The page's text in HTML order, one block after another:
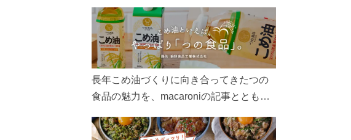
長年こめ油づくりに向き合ってきたつの
食品の魅力を、macaroniの記事とともに
ん、製造現場や品質へのこだわりまで。